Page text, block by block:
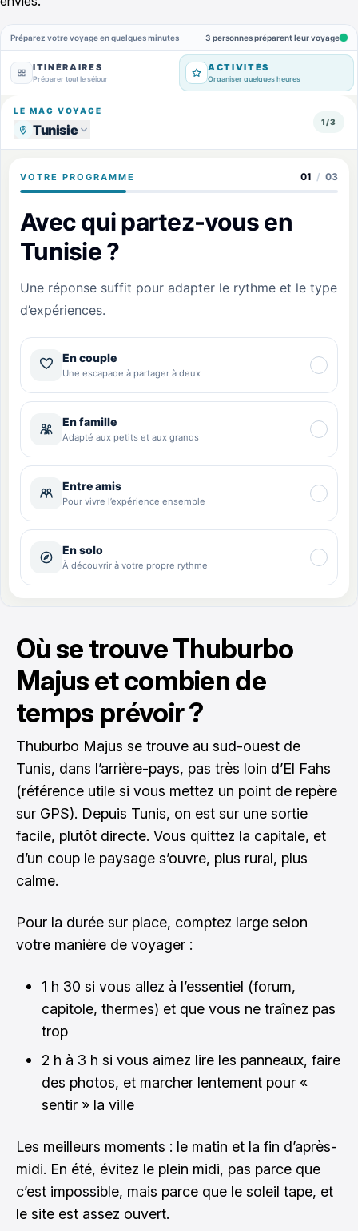
Où se trouve Thuburbo
Majus et combien de
temps prévoir ?
Thuburbo Majus se trouve au sud-ouest de
Tunis, dans l’arrière-pays, pas très loin d’El Fahs
(référence utile si vous mettez un point de repère
sur GPS). Depuis Tunis, on est sur une sortie
facile, plutôt directe. Vous quittez la capitale, et
d’un coup le paysage s’ouvre, plus rural, plus
calme.
Pour la durée sur place, comptez large selon
votre manière de voyager :
1 h 30 si vous allez à l’essentiel (forum,
capitole, thermes) et que vous ne traînez pas
trop
2 h à 3 h si vous aimez lire les panneaux, faire
des photos, et marcher lentement pour «
sentir » la ville
Les meilleurs moments : le matin et la fin d’après-
midi. En été, évitez le plein midi, pas parce que
c’est impossible, mais parce que le soleil tape, et
le site est assez ouvert.